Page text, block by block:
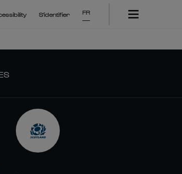
S'identifier FR